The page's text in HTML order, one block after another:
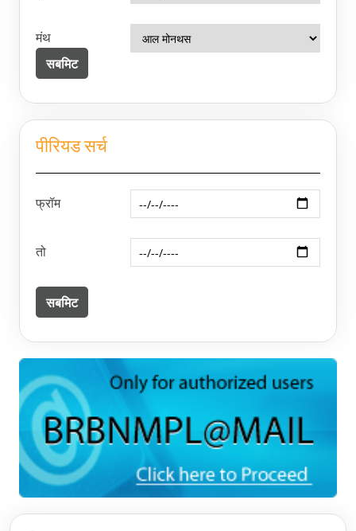
मंथ
पीरियड सर्च
फ्रॉम
तो